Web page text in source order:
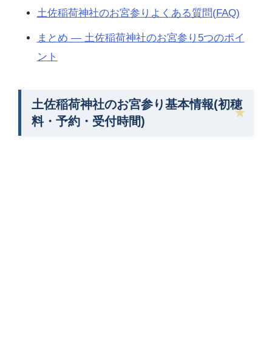
土佐稲荷神社のお宮参りよくある質問(FAQ)
まとめ — 土佐稲荷神社のお宮参り5つのポイ
ント
土佐稲荷神社のお宮参り基本情報(初穂
料・予約・受付時間)